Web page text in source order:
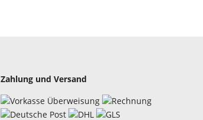
Zahlung und Versand